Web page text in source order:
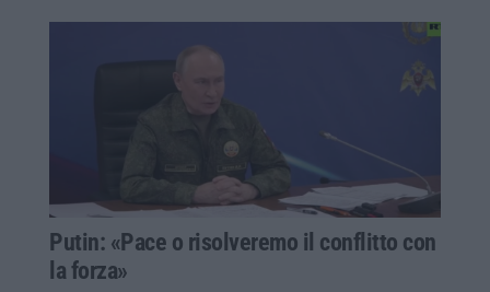
Putin: «Pace o risolveremo il conflitto con
la forza»